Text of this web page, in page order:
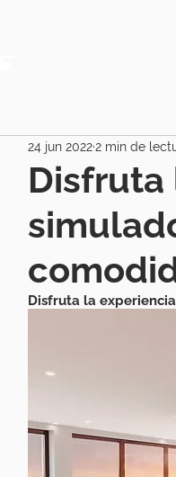
Disfruta
24 jun 20222 min de
Disfruta la